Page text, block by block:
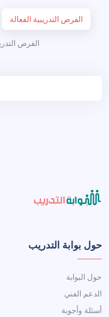
الفرص التدريبية الفعالة
الفرص
حول بوابة التدريب
حول البوابة
الدعم الفني
أسئلة وأجوبة